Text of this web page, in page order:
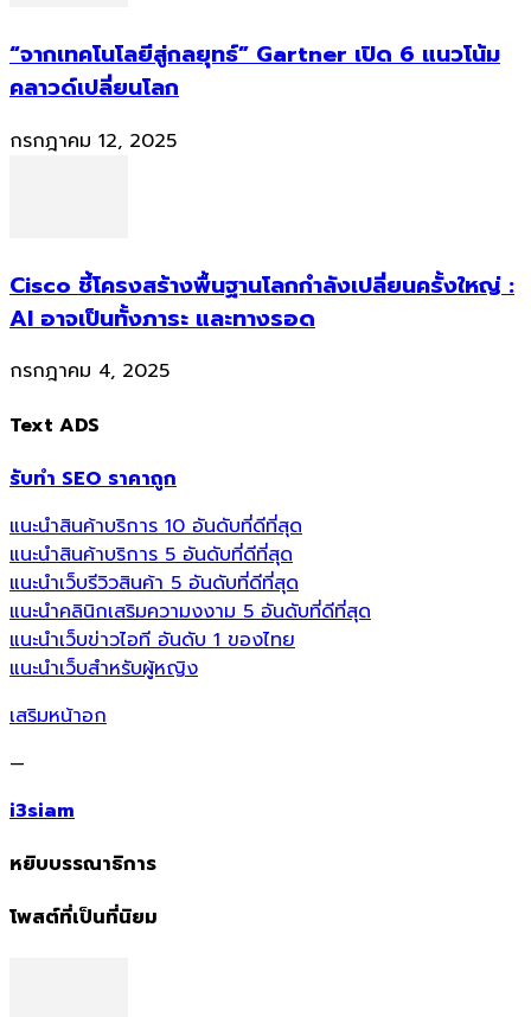
“จากเทคโนโลยีสู่กลยุทธ์” Gartner เปิด 6 แนวโน้ม
คลาวด์เปลี่ยนโลก
กรกฎาคม 12, 2025
Cisco ชี้โครงสร้างพื้นฐานโลกกำลังเปลี่ยนครั้งใหญ่ :
AI อาจเป็นทั้งภาระ และทางรอด
กรกฎาคม 4, 2025
Text ADS
รับทำ SEO ราคาถูก
แนะนำสินค้าบริการ 10 อันดับที่ดีที่สุด
แนะนำสินค้าบริการ 5 อันดับที่ดีที่สุด
แนะนำเว็บรีวิวสินค้า 5 อันดับที่ดีที่สุด
แนะนำคลินิกเสริมความงงาม 5 อันดับที่ดีที่สุด
แนะนำเว็บข่าวไอที อันดับ 1 ของไทย
แนะนำเว็บสำหรับผู้หญิง
เสริมหน้าอก
—
i3siam
หยิบบรรณาธิการ
โพสต์ที่เป็นที่นิยม